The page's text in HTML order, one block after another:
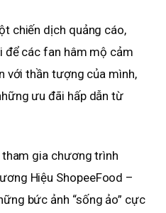
chiến dịch quảng cáo,
để các fan hâm mộ cảm
với thần tượng của mình,
ưu đãi hấp dẫn từ
gia chương trình
Hiệu ShopeeFood –
bức ảnh “sống ảo” cực